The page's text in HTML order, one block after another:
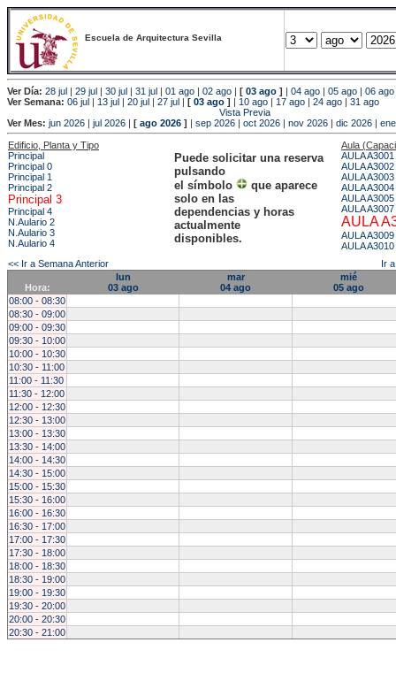
Escuela de Arquitectura Sevilla
Ver Día: 28 jul | 29 jul | 30 jul | 31 jul | 01 ago | 02 ago | [ 03 ago ] | 04 ago | 05 ago | 06 ago
Ver Semana: 06 jul | 13 jul | 20 jul | 27 jul | [ 03 ago ] | 10 ago | 17 ago | 24 ago | 31 ago
Vista Previa
Ver Mes: jun 2026 | jul 2026 | [ ago 2026 ] | sep 2026 | oct 2026 | nov 2026 | dic 2026 |
Edificio, Planta y Tipo
Principal
Principal 0
Principal 1
Principal 2
Principal 3
Principal 4
N.Aulario 2
N.Aulario 3
N.Aulario 4
Puede solicitar una reserva
pulsando
el símbolo
que aparece
solo en las
dependencias y horas
actualmente
disponibles.
Aula
AULA A3001
AULA A3002
AULA A3003
AULA A3004
AULA A3005
AULA A3007
AULA
AULA A3009
AULA A3010
<< Ir a Semana Anterior
Ir
Hora:
lun
03 ago
mar
04 ago
mié
05 ago
08:00 - 08:30
08:30 - 09:00
09:00 - 09:30
09:30 - 10:00
10:00 - 10:30
10:30 - 11:00
11:00 - 11:30
11:30 - 12:00
12:00 - 12:30
12:30 - 13:00
13:00 - 13:30
13:30 - 14:00
14:00 - 14:30
14:30 - 15:00
15:00 - 15:30
15:30 - 16:00
16:00 - 16:30
16:30 - 17:00
17:00 - 17:30
17:30 - 18:00
18:00 - 18:30
18:30 - 19:00
19:00 - 19:30
19:30 - 20:00
20:00 - 20:30
20:30 - 21:00